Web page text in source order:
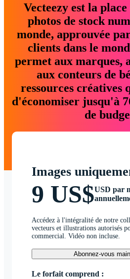
Vecteezy est la
photos de stock
monde, approuvée
clients dans le
permet aux marques,
aux conteurs de
ressources créatives
d'économiser jusqu'à
de
Images
9 US$USD par
Accédez à l'intégralité de notre
vecteurs et illustrations autorisés
commercial. Vidéo non incluse.
Abonnez-vous
Le forfait comprend :